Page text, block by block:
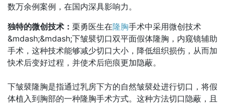
数万余例案例，在国内深具影响力。
独特的微创技术： 栗勇医生在隆胸手术中采用微创技术
&mdash;&mdash;下皱襞切口双平面假体隆胸，内窥镜辅助
手术，这种技术能够减少切口大小，降低组织损伤，从而加
快术后变好过程，并使术后疤痕更加隐蔽。
下皱襞隆胸是指通过乳房下方的自然皱襞处进行切口，将假
体植入到胸部的一种隆胸手术方式。这种方法切口隐蔽，且